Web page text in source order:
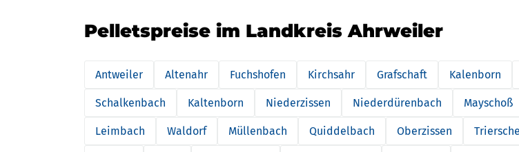
Pelletspreise im Landkreis Ahrweiler
Antweiler Altenahr Fuchshofen Kirchsahr Grafschaft Kalenborn
Schalkenbach Kaltenborn Niederzissen Niederdürenbach Mayschoß
Leimbach Waldorf Müllenbach Quiddelbach Oberzissen